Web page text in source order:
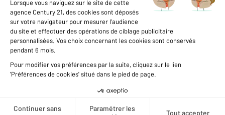
Données personnelles
Gestionnaire des cookies
Achat maison autour de BOURGOIN JALLIEU (38300)